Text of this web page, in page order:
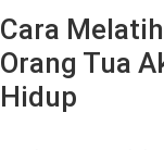
Cara
Orang Tua
Hidup